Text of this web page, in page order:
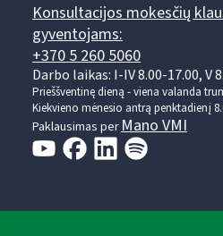
Konsultacijos mokesčių
gyventojams:
+370 5 260 5060
Darbo laikas: I-IV 8.00-17.00, V
Prieššventinę dieną - viena valanda
Kiekvieno mėnesio antrą penktadienį
Paklausimas per Mano VMI